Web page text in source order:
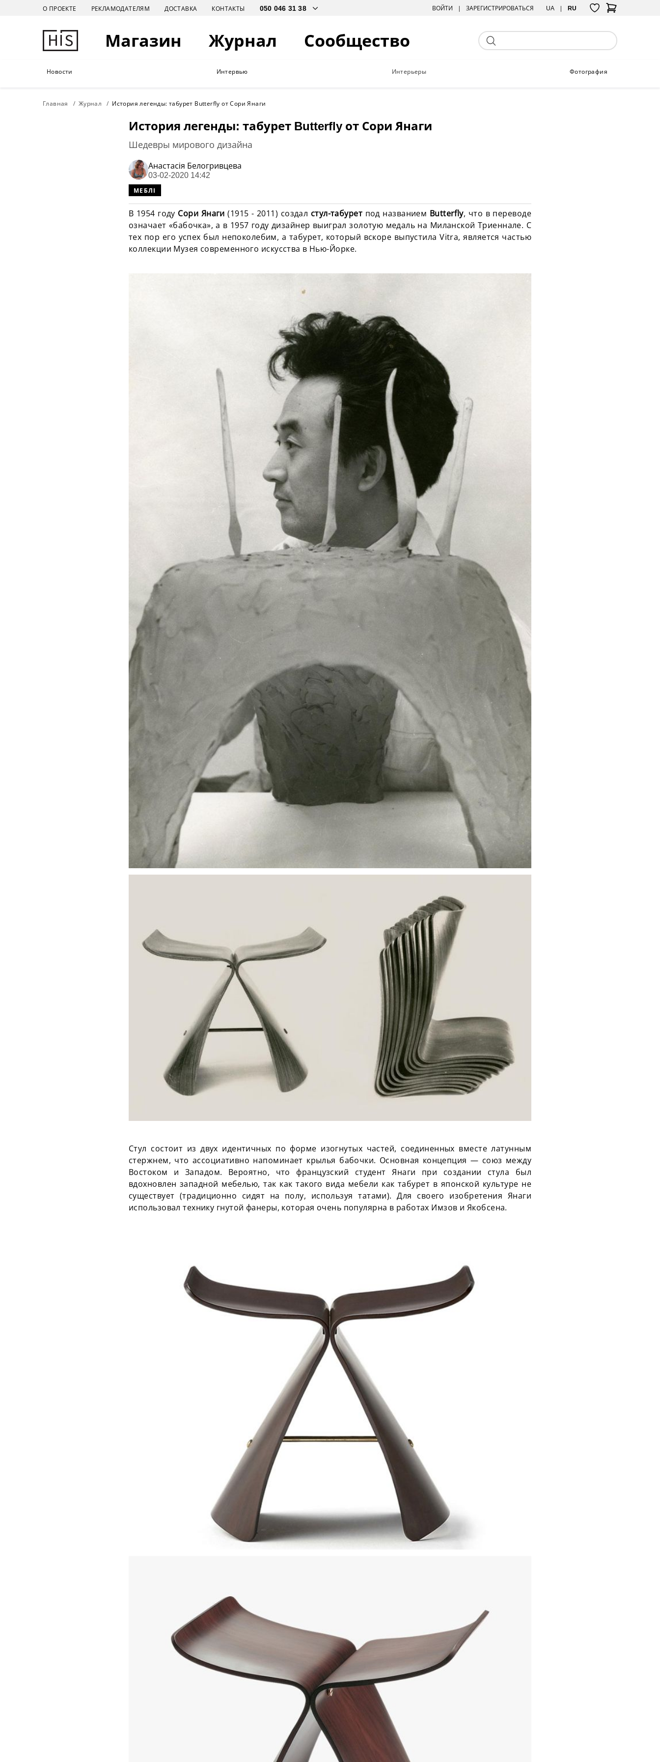
О ПРОЕКТЕ РЕКЛАМОДАТЕЛЯМ ДОСТАВКА КОНТАКТЫ ВОЙТИ ЗАРЕГИСТРИРОВАТЬСЯ UA RU
Магазин Журнал Сообщество
Новости Интервью Интерьеры Фотография
Главная Журнал История легенды: табурет Butterfly от Сори Янаги
История легенды: табурет Butterfly от Сори Янаги
Шедевры мирового дизайна
Анастасiя Белогривцева
03-02-2020 14:42
МЕБЛІ
В 1954 году Сори Янаги (1915 - 2011) создал стул-табурет под названием Butterfly, что в переводе
означает «бабочка», а в 1957 году дизайнер выиграл золотую медаль на Миланской Триеннале. С
тех пор его успех был непоколебим, а табурет, который вскоре выпустила Vitra, является частью
коллекции Музея современного искусства в Нью-Йорке.
Стул состоит из двух идентичных по форме изогнутых частей, соединенных вместе латунным
стержнем, что ассоциативно напоминает крылья бабочки. Основная концепция — союз между
Востоком и Западом. Вероятно, что французский студент Янаги при создании стула был
вдохновлен западной мебелью, так как такого вида мебели как табурет в японской культуре не
существует (традиционно сидят на полу, используя татами). Для своего изобретения Янаги
использовал технику гнутой фанеры, которая очень популярна в работах Имзов и Якобсена.